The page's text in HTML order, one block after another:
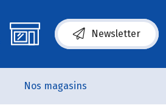
Newsletter
Nos magasins